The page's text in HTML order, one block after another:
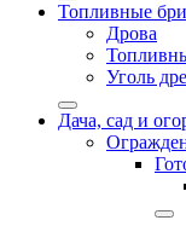
Топливные
Дрова
Уголь
Дача, сад и